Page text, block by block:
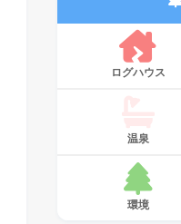
ログハウス
温泉
環境